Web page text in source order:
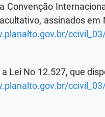
Convenção
assinados em
Lei No 12.527, que